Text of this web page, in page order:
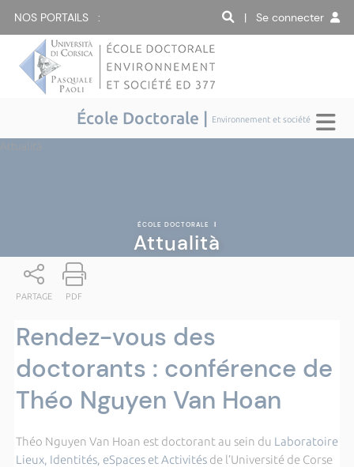
NOS PORTAILS : | Se connecter
École Doctorale | Environnement et société
ÉCOLE DOCTORALE |
Attualità
PARTAGE PDF
Rendez-vous des
doctorants : conférence de
Théo Nguyen Van Hoan
Théo Nguyen Van Hoan est doctorant au sein du Laboratoire
Lieux, Identités, eSpaces et Activitésde l’Université de Corse